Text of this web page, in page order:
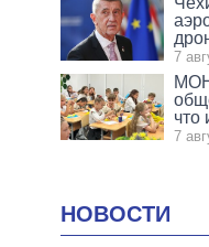
7
что
7
НОВОСТИ